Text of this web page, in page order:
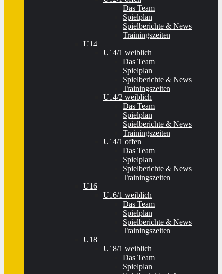
Das Team
Spielplan
Spielberichte & News
Trainingszeiten
U14
U14/1 weiblich
Das Team
Spielplan
Spielberichte & News
Trainingszeiten
U14/2 weiblich
Das Team
Spielplan
Spielberichte & News
Trainingszeiten
U14/1 offen
Das Team
Spielplan
Spielberichte & News
Trainingszeiten
U16
U16/1 weiblich
Das Team
Spielplan
Spielberichte & News
Trainingszeiten
U18
U18/1 weiblich
Das Team
Spielplan